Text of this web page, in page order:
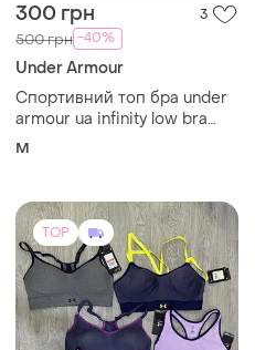
300 грн 3
500 грн -40%
Under Armour
Спортивний топ бра under
armour ua infinity low bra
оригінал (розмір m)
M
TOP